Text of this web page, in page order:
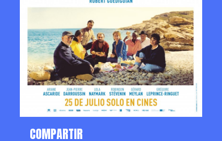
COMPARTIR